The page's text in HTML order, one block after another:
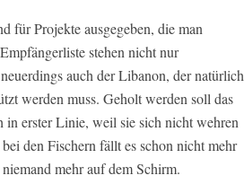
für Projekte ausgegeben, die man
stehen nicht nur
auch der Libanon, der natürlich
werden muss. Geholt werden soll das
in erster Linie, weil sie sich nicht wehren
den Fischern fällt es schon nicht mehr
mehr auf dem Schirm.